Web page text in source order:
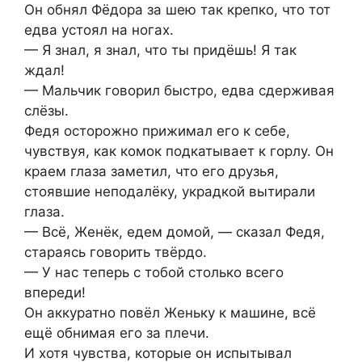
Он обнял Фёдора за шею так крепко, что тот
едва устоял на ногах.
— Я знал, я знал, что ты придёшь! Я так
ждал!
— Мальчик говорил быстро, едва сдерживая
слёзы.
Федя осторожно прижимал его к себе,
чувствуя, как комок подкатывает к горлу. Он
краем глаза заметил, что его друзья,
стоявшие неподалёку, украдкой вытирали
глаза.
— Всё, Женёк, едем домой, — сказал Федя,
стараясь говорить твёрдо.
— У нас теперь с тобой столько всего
впереди!
Он аккуратно повёл Женьку к машине, всё
ещё обнимая его за плечи.
И хотя чувства, которые он испытывал